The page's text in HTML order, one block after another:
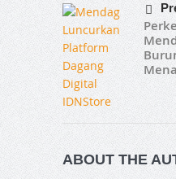
ABOUT THE